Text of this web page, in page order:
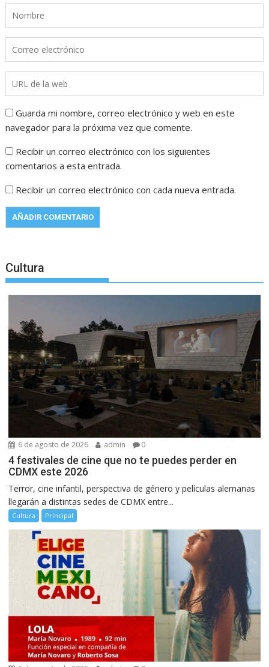
Guarda mi nombre, correo electrónico y web en este
navegador para la próxima vez que comente.
Recibir un correo electrónico con los siguientes
comentarios a esta entrada.
Recibir un correo electrónico con cada nueva entrada.
Cultura
6 de agosto de 2026 admin 0
4 festivales de cine que no te puedes perder en
CDMX este 2026
Terror, cine infantil, perspectiva de género y películas alemanas
llegarán a distintas sedes de CDMX entre...
Cultura Principal